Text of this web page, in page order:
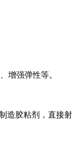
增强弹性等。
造胶粘剂，直接射